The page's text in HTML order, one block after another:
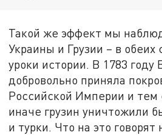
Такой же эффект мы
Украины и Грузии – в обеих
уроки истории. В 1783 году
добровольно приняла
Российской Империи и тем
иначе грузин уничтожили
и турки. Что на это